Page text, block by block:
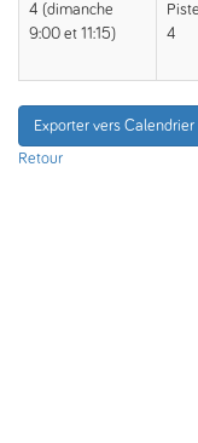
4 (dimanche
9:00 et 11:15)
Piste
4
Exporter vers Calendrier
Retour